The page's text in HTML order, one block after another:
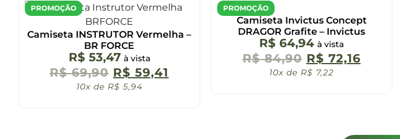
PROMOÇÃO
Camiseta INSTRUTOR Vermelha –
BR FORCE
R$53,47 à vista
R$69,90 R$ 59,41
10x de R$ 5,94
PROMOÇÃO
Camiseta Invictus Concept
DRAGOR Grafite – Invictus
R$ 64,94 à vista
R$84,90 R$ 72,16
10x de R$ 7,22